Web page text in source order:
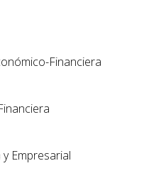
Financiera
Empresarial